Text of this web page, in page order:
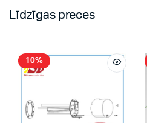
Līdzīgas preces
10%